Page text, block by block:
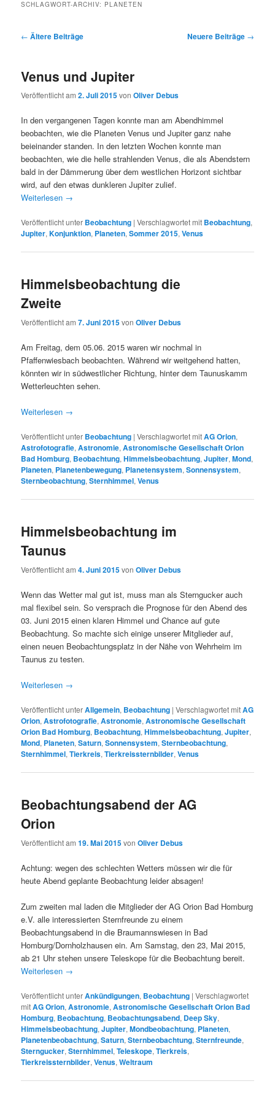
SCHLAGWORT-ARCHIV: PLANETEN
Beitragsnavigation
← Ältere Beiträge Neuere Beiträge →
Venus und Jupiter
Veröffentlicht am2. Juli 2015vonOliver Debus
In den vergangenen Tagen konnte man am Abendhimmel
beobachten, wie die Planeten Venus und Jupiter ganz nahe
beieinander standen. In den letzten Wochen konnte man
beobachten, wie die helle strahlenden Venus, die als Abendstern
bald in der Dämmerung über dem westlichen Horizont sichtbar
wird, auf den etwas dunkleren Jupiter zulief.
Weiterlesen →
Veröffentlicht unter Beobachtung |Verschlagwortet mit Beobachtung,
Jupiter,Konjunktion, Planeten,Sommer 2015,Venus
Himmelsbeobachtung die
Zweite
Veröffentlicht am7. Juni 2015vonOliver Debus
Am Freitag, dem 05.06. 2015 waren wir nochmal in
Pfaffenwiesbach beobachten. Während wir weitgehend hatten,
könnten wir in südwestlicher Richtung, hinter dem Taunuskamm
Wetterleuchten sehen.
Weiterlesen →
Veröffentlicht unter Beobachtung |Verschlagwortet mitAG Orion,
Astrofotografie,Astronomie,Astronomische Gesellschaft Orion
Bad Homburg, Beobachtung,Himmelsbeobachtung,Jupiter,Mond,
Planeten, Planetenbewegung, Planetensystem,Sonnensystem,
Sternbeobachtung,Sternhimmel,Venus
Himmelsbeobachtung im
Taunus
Veröffentlicht am4. Juni 2015vonOliver Debus
Wenn das Wetter mal gut ist, muss man als Sterngucker auch
mal flexibel sein. So versprach die Prognose für den Abend des
03. Juni 2015 einen klaren Himmel und Chance auf gute
Beobachtung. So machte sich einige unserer Mitglieder auf,
einen neuen Beobachtungsplatz in der Nähe von Wehrheim im
Taunus zu testen.
Weiterlesen →
Veröffentlicht unterAllgemein, Beobachtung |Verschlagwortet mitAG
Orion,Astrofotografie,Astronomie,Astronomische Gesellschaft
Orion Bad Homburg, Beobachtung,Himmelsbeobachtung,Jupiter,
Mond, Planeten,Saturn,Sonnensystem,Sternbeobachtung,
Sternhimmel,Tierkreis,Tierkreissternbilder,Venus
Beobachtungsabend der AG
Orion
Veröffentlicht am19. Mai 2015vonOliver Debus
Achtung: wegen des schlechten Wetters müssen wir die für
heute Abend geplante Beobachtung leider absagen!
Zum zweiten mal laden die Mitglieder der AG Orion Bad Homburg
e.V. alle interessierten Sternfreunde zu einem
Beobachtungsabend in die Braumannswiesen in Bad
Homburg/Dornholzhausen ein. Am Samstag, den 23, Mai 2015,
ab 21 Uhr stehen unsere Teleskope für die Beobachtung bereit.
Weiterlesen →
Veröffentlicht unterAnkündigungen, Beobachtung |Verschlagwortet
mitAG Orion,Astronomie,Astronomische Gesellschaft Orion Bad
Homburg, Beobachtung, Beobachtungsabend, Deep Sky,
Himmelsbeobachtung,Jupiter,Mondbeobachtung, Planeten,
Planetenbeobachtung,Saturn,Sternbeobachtung,Sternfreunde,
Sterngucker,Sternhimmel,Teleskope,Tierkreis,
Tierkreissternbilder,Venus,Weltraum